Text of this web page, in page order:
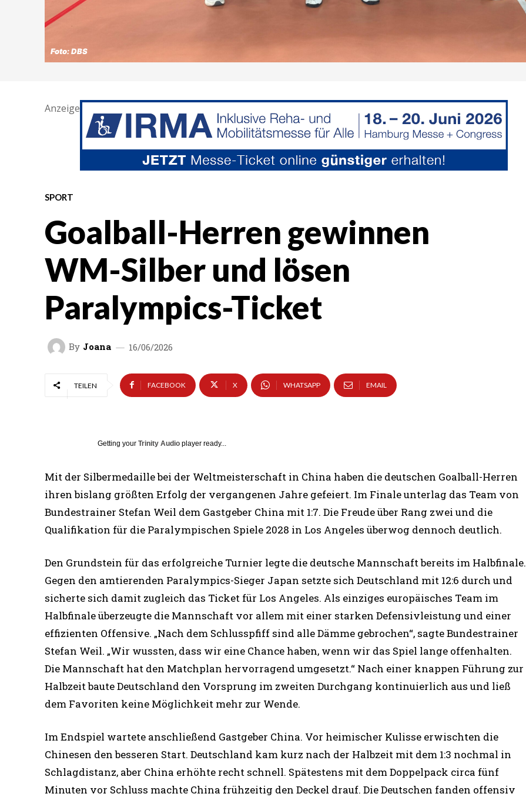
Foto: DBS
Anzeige
SPORT
Goalball-Herren gewinnen
WM-Silber und lösen
Paralympics-Ticket
By Joana 16/06/2026
TEILEN FACEBOOK X WHATSAPP EMAIL
Getting your Trinity Audio player ready...
Mit der Silbermedaille bei der Weltmeisterschaft in China haben die deutschen Goalball-Herren
ihren bislang größten Erfolg der vergangenen Jahre gefeiert. Im Finale unterlag das Team von
Bundestrainer Stefan Weil dem Gastgeber China mit 1:7. Die Freude über Rang zwei und die
Qualifikation für die Paralympischen Spiele 2028 in Los Angeles überwog dennoch deutlich.
Den Grundstein für das erfolgreiche Turnier legte die deutsche Mannschaft bereits im Halbfinale.
Gegen den amtierenden Paralympics-Sieger Japan setzte sich Deutschland mit 12:6 durch und
sicherte sich damit zugleich das Ticket für Los Angeles. Als einziges europäisches Team im
Halbfinale überzeugte die Mannschaft vor allem mit einer starken Defensivleistung und einer
effizienten Offensive. „Nach dem Schlusspfiff sind alle Dämme gebrochen“, sagte Bundestrainer
Stefan Weil. „Wir wussten, dass wir eine Chance haben, wenn wir das Spiel lange offenhalten.
Die Mannschaft hat den Matchplan hervorragend umgesetzt.“ Nach einer knappen Führung zur
Halbzeit baute Deutschland den Vorsprung im zweiten Durchgang kontinuierlich aus und ließ
dem Favoriten keine Möglichkeit mehr zur Wende.
Im Endspiel wartete anschließend Gastgeber China. Vor heimischer Kulisse erwischten die
Chinesen den besseren Start. Deutschland kam kurz nach der Halbzeit mit dem 1:3 nochmal in
Schlagdistanz, aber China erhöhte recht schnell. Spätestens mit dem Doppelpack circa fünf
Minuten vor Schluss machte China frühzeitig den Deckel drauf. Die Deutschen fanden offensiv